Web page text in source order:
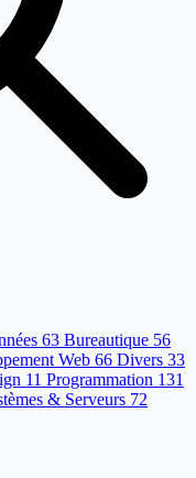
63 Bureautique 56
Web 66 Divers 33
11 Programmation 131
& Serveurs 72